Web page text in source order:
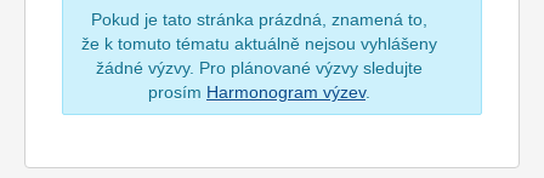
Pokud je tato stránka prázdná, znamená to,
že k tomuto tématu aktuálně nejsou vyhlášeny
žádné výzvy. Pro plánované výzvy sledujte
prosím Harmonogram výzev.